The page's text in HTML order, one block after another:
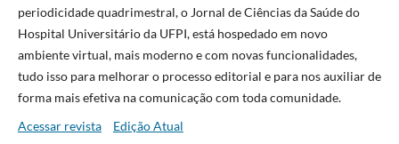
periodicidade quadrimestral, o Jornal de Ciências da Saúde do
Hospital Universitário da UFPI, está hospedado em novo
ambiente virtual, mais moderno e com novas funcionalidades,
tudo isso para melhorar o processo editorial e para nos auxiliar de
forma mais efetiva na comunicação com toda comunidade.
Acessar revista
Edição Atual